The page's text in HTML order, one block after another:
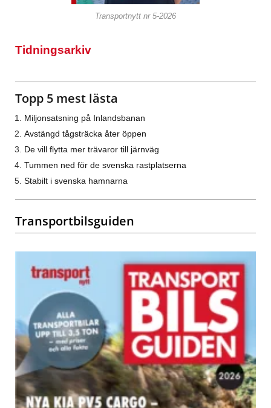
Transportnytt nr 5-2026
Tidningsarkiv
Topp 5 mest lästa
Miljonsatsning på Inlandsbanan
Avstängd tågsträcka åter öppen
De vill flytta mer trävaror till järnväg
Tummen ned för de svenska rastplatserna
Stabilt i svenska hamnarna
Transportbilsguiden